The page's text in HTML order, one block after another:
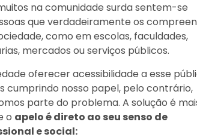
na comunidade surda sentem-se
que verdadeiramente os
como em escolas, faculdades,
mercados ou serviços públicos.
oferecer acessibilidade a esse
cumprindo nosso papel, pelo contrário,
parte do problema. A solução é
o apelo é direto ao seu senso de
e social: